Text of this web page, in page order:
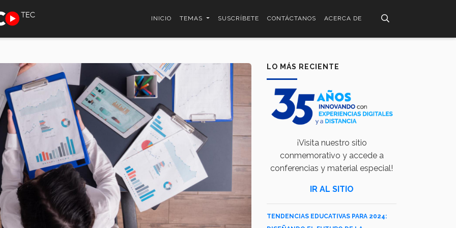
INICIO TEMAS SUSCRÍBETE CONTÁCTANOS ACERCA DE
LO MÁS RECIENTE
¡Visita nuestro sitio
conmemorativo y accede a
conferencias y material especial!
IR AL SITIO
TENDENCIAS EDUCATIVAS PARA 2024: